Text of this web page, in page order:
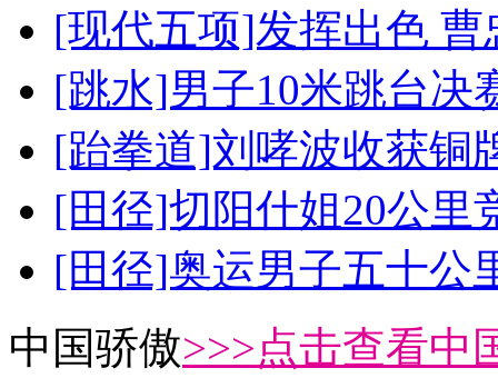
[现代五项]发挥出色
[跳水]男子10米跳台决
[跆拳道]刘哮波收获铜
[田径]切阳什姐20公里
[田径]奥运男子五十公
中国骄傲>>>点击查看中